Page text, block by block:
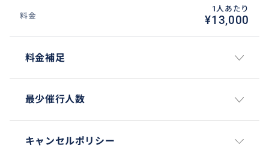
もこのような豊かな海中世界をしっかりとお楽しみい
ただけます。
初心者の方でも気軽に参加できる、安全で感動的な海
の体験をぜひお楽しみください。
おすすめ
料金
1人あたり
¥13,000
料金補足
最少催行人数
キャンセルポリシー